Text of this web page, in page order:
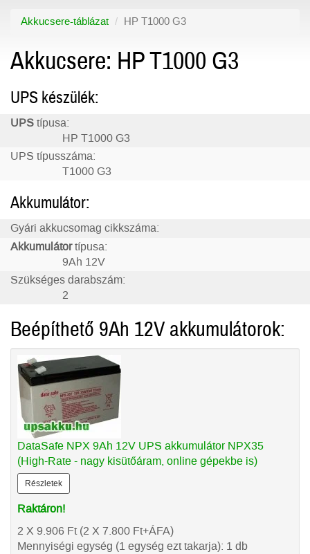
Akkucsere-táblázat HP T1000 G3
Akkucsere: HP T1000 G3
UPS készülék:
UPS típusa:
HP T1000 G3
UPS típusszáma:
T1000 G3
Akkumulátor:
Gyári akkucsomag cikkszáma:
Akkumulátortípusa:
9Ah 12V
Szükséges darabszám:
2
Beépíthető 9Ah 12V akkumulátorok:
DataSafe NPX 9Ah 12V UPS akkumulátor NPX35
(High-Rate - nagy kisütőáram, online gépekbe is)
Részletek
Raktáron!
2 X 9.906 Ft(2 X 7.800 Ft+ÁFA)
Mennyiségi egység (1 egység ezt takarja): 1 db